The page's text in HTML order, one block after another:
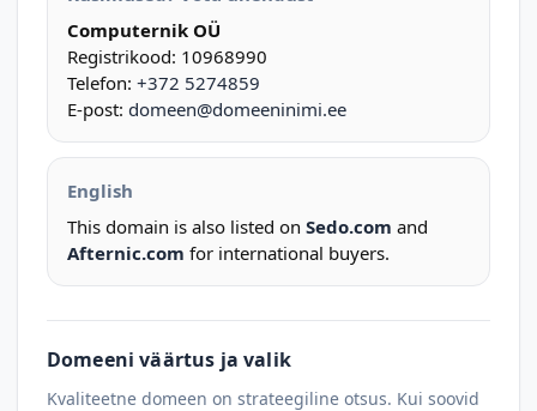
Computernik OÜ
Registrikood: 10968990
Telefon: +372 5274859
E-post: domeen@domeeninimi.ee
English
This domain is also listed on Sedo.com and
Afternic.com for international buyers.
Domeeni väärtus ja valik
Kvaliteetne domeen on strateegiline otsus. Kui soovid